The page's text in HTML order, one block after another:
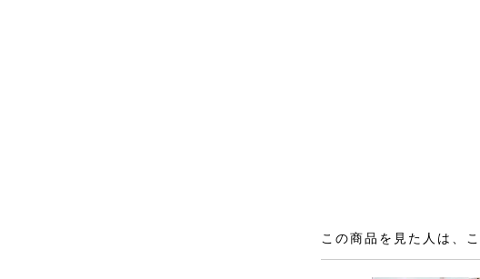
この商品を見た人は、